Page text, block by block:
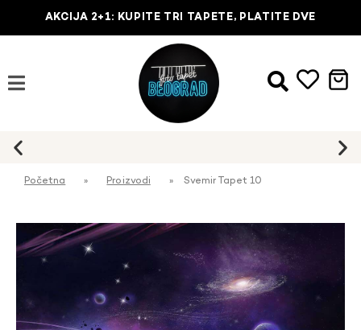
AKCIJA 2+1: KUPITE TRI TAPETE, PLATITE DVE
Početna » Proizvodi » Svemir Tapet 10